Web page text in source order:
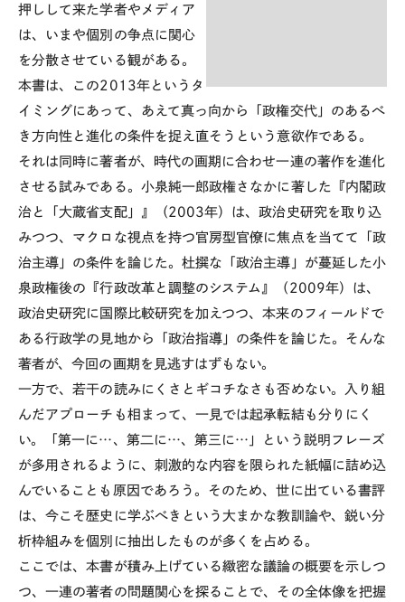
押しして来た学者やメディア
は、いまや個別の争点に関心
を分散させている観がある。
本書は、この2013年というタ
イミングにあって、あえて真っ向から「政権交代」のあるべ
き方向性と進化の条件を捉え直そうという意欲作である。
それは同時に著者が、時代の画期に合わせ一連の著作を進化
させる試みである。小泉純一郎政権さなかに著した『内閣政
治と「大蔵省支配」』（2003年）は、政治史研究を取り込
みつつ、マクロな視点を持つ官房型官僚に焦点を当てて「政
治主導」の条件を論じた。杜撰な「政治主導」が蔓延した小
泉政権後の『行政改革と調整のシステム』（2009年）は、
政治史研究に国際比較研究を加えつつ、本来のフィールドで
ある行政学の見地から「政治指導」の条件を論じた。そんな
著者が、今回の画期を見逃すはずもない。
一方で、若干の読みにくさとギコチなさも否めない。入り組
んだアプローチも相まって、一見では起承転結も分りにく
い。「第一に…、第二に…、第三に…」という説明フレーズ
が多用されるように、刺激的な内容を限られた紙幅に詰め込
んでいることも原因であろう。そのため、世に出ている書評
は、今こそ歴史に学ぶべきという大まかな教訓論や、鋭い分
析枠組みを個別に抽出したものが多くを占める。
ここでは、本書が積み上げている緻密な議論の概要を示しつ
つ、一連の著者の問題関心を探ることで、その全体像を把握